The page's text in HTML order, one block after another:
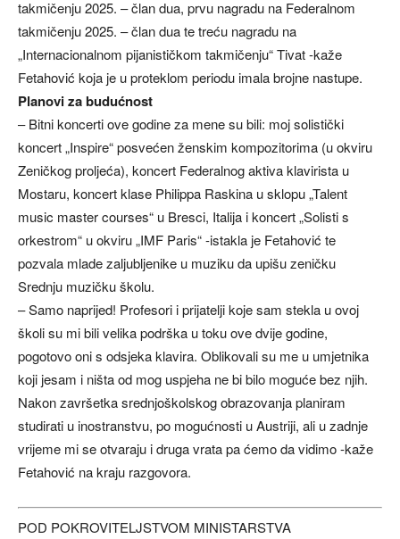
takmičenju 2025. – član dua, prvu nagradu na Federalnom
takmičenju 2025. – član dua te treću nagradu na
„Internacionalnom pijanističkom takmičenju“ Tivat -kaže
Fetahović koja je u proteklom periodu imala brojne nastupe.
Planovi za budućnost
– Bitni koncerti ove godine za mene su bili: moj solistički
koncert „Inspire“ posvećen ženskim kompozitorima (u okviru
Zeničkog proljeća), koncert Federalnog aktiva klavirista u
Mostaru, koncert klase Philippa Raskina u sklopu „Talent
music master courses“ u Bresci, Italija i koncert „Solisti s
orkestrom“ u okviru „IMF Paris“ -istakla je Fetahović te
pozvala mlade zaljubljenike u muziku da upišu zeničku
Srednju muzičku školu.
– Samo naprijed! Profesori i prijatelji koje sam stekla u ovoj
školi su mi bili velika podrška u toku ove dvije godine,
pogotovo oni s odsjeka klavira. Oblikovali su me u umjetnika
koji jesam i ništa od mog uspjeha ne bi bilo moguće bez njih.
Nakon završetka srednjoškolskog obrazovanja planiram
studirati u inostranstvu, po mogućnosti u Austriji, ali u zadnje
vrijeme mi se otvaraju i druga vrata pa ćemo da vidimo -kaže
Fetahović na kraju razgovora.
POD POKROVITELJSTVOM MINISTARSTVA